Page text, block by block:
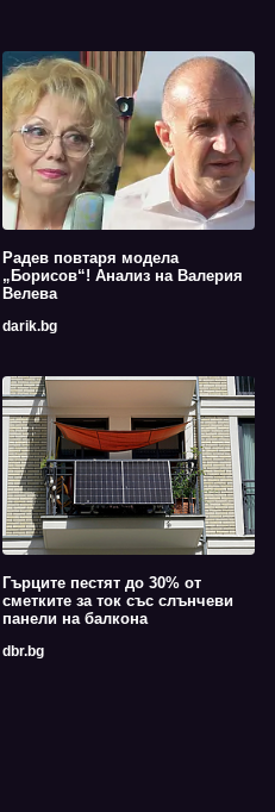
Радев повтаря модела
„Борисов“! Анализ на Валерия
Велева
darik.bg
Гърците пестят до 30% от
сметките за ток със слънчеви
панели на балкона
dbr.bg